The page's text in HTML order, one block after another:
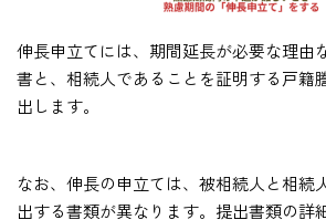
伸長申立てには、期間延長が必要な理由
書と、相続人であることを証明する戸籍
出します。
なお、伸長の申立ては、被相続人と相続
出する書類が異なります。提出書類の詳